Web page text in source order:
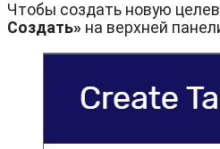
Чтобы создать новую
Создать» на верхней